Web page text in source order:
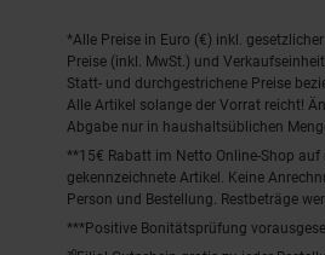
Fußnoten
*Alle Preise in Euro (€) inkl.
Preise (inkl. MwSt.) und
Statt- und durchgestrichene Preise
Alle Artikel solange der Vorrat reicht!
Abgabe nur in haushaltsüblichen
**15€ Rabatt im Netto Online-Shop
gekennzeichnete Artikel. Keine
Person und Bestellung. Restbeträge
***Positive Bonitätsprüfung